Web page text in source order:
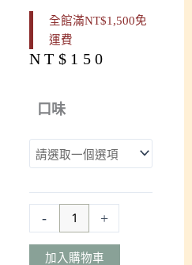
全館滿NT$1,500免
運費
NT$ 150
口味
-
意
思-
調
粉
列
+
加入購物車